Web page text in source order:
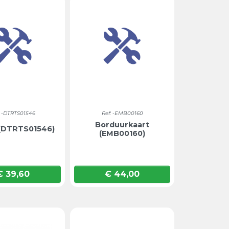
-DTRTS01546
Prijs
39,60
Ref: -EMB00160
Borduurkaart
(EMB00160)
Prijs
€ 44,00